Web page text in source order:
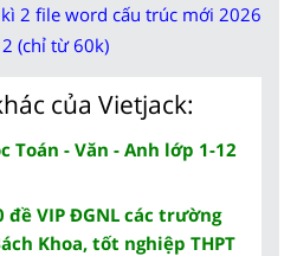
2 file word cấu trúc mới 2026
(chỉ từ 60k)
của Vietjack:
Toán - Văn - Anh lớp 1-12
đề VIP ĐGNL các trường
Khoa, tốt nghiệp THPT